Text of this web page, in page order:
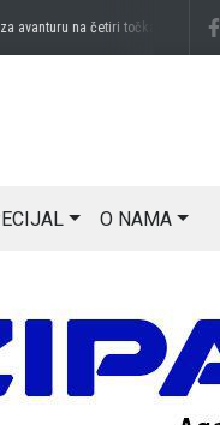
na četiri točkaprije 3 sedmice
O NAMA